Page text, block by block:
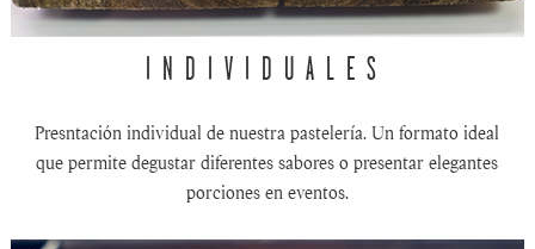
INDIVIDUALES
Presntación individual de nuestra pastelería. Un formato ideal
que permite degustar diferentes sabores o presentar elegantes
porciones en eventos.